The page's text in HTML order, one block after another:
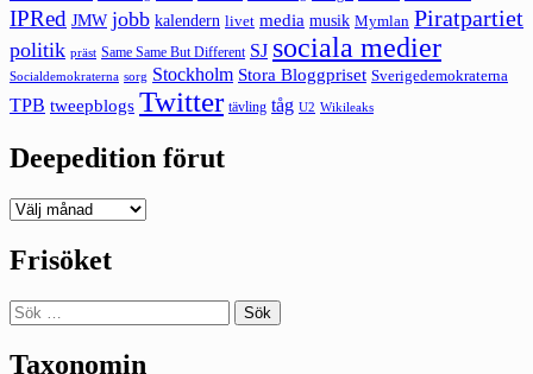
IPRed JMW jobb kalendern livet media musik Mymlan Piratpartiet
politik präst Same Same But Different SJ sociala medier
Socialdemokraterna sorg Stockholm Stora Bloggpriset Sverigedemokraterna
TPB tweepblogs Twitter tävling tåg U2 Wikileaks
Deepedition förut
Deepedition
Frisöket
Sök
efter:
Taxonomin